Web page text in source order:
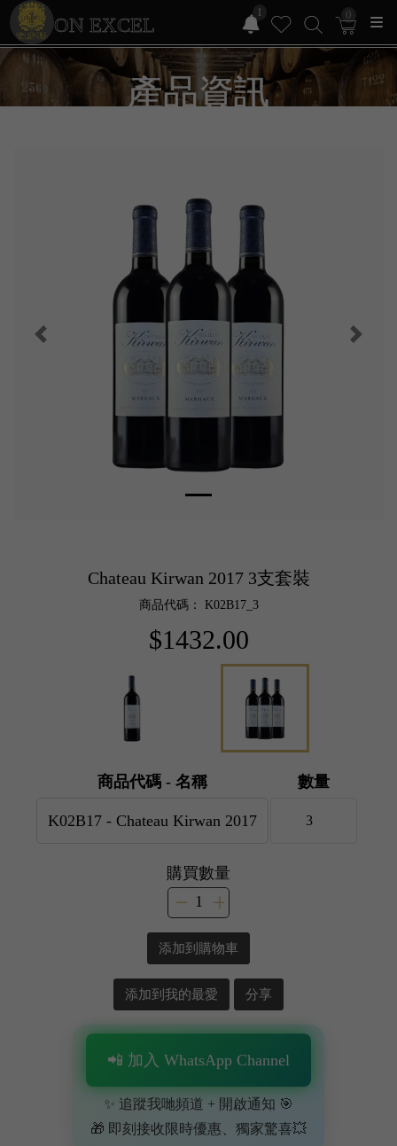
ON EXCEL
1 0
產品資訊
Chateau Kirwan 2017 3支套裝
商品代碼： K02B17_3
$1432.00
商品代碼 - 名稱 數量
購買數量
添加到購物車
添加到我的最愛 分享
📲 加入 WhatsApp Channel
✨ 追蹤我哋頻道 + 開啟通知 🎯
🎁 即刻接收限時優惠、獨家驚喜💥